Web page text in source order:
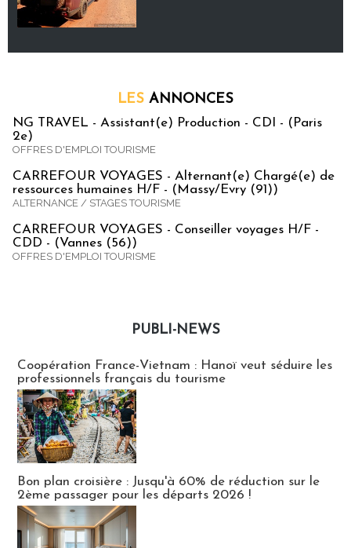
LES ANNONCES
NG TRAVEL - Assistant(e) Production - CDI - (Paris
2e)
OFFRES D'EMPLOI TOURISME
CARREFOUR VOYAGES - Alternant(e) Chargé(e) de
ressources humaines H/F - (Massy/Evry (91))
ALTERNANCE / STAGES TOURISME
CARREFOUR VOYAGES - Conseiller voyages H/F -
CDD - (Vannes (56))
OFFRES D'EMPLOI TOURISME
PUBLI-NEWS
Coopération France-Vietnam : Hanoï veut séduire les
professionnels français du tourisme
Bon plan croisière : Jusqu'à 60% de réduction sur le
2ème passager pour les départs 2026 !